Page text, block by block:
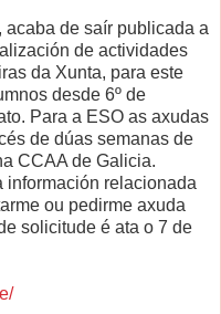
de saír publicada a
de actividades
da Xunta, para este
desde 6º de
Para a ESO as axudas
de dúas semanas de
CCAA de Galicia.
información relacionada
ou pedirme axuda
solicitude é ata o 7 de